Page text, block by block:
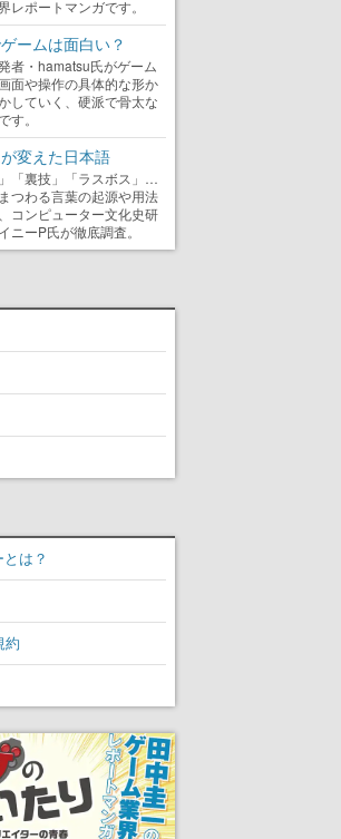
レポートマンガです。
ームは面白い？
者・hamatsu氏がゲーム
面や操作の具体的な形か
していく、硬派で骨太な
す。
変えた日本語
」「裏技」「ラスボス」…
つわる言葉の起源や用法
コンピューター文化史研
ニーP氏が徹底調査。
は？
約